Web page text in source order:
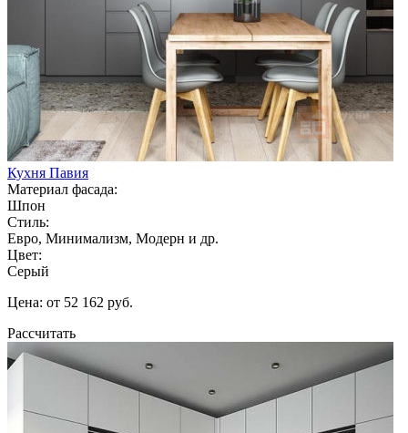
Кухня Павия
Материал фасада:
Шпон
Стиль:
Евро, Минимализм, Модерн и др.
Цвет:
Серый
Цена: от 52 162 руб.
Рассчитать